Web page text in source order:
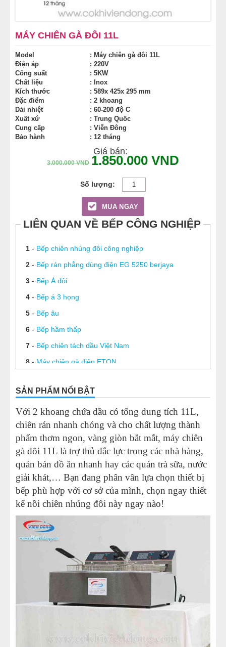
MÁY CHIÊN GÀ ĐÔI 11L
Model
: Máy chiên gà đôi 11L
Điện áp
: 220V
Công suất
: 5KW
Chất liệu
: Inox
Kích thước
: 589x 425x 295 mm
Đặc điểm
: 2 khoang
Dải nhiệt
: 60-200 độ C
Xuất xứ
: Trung Quốc
Cung cấp
: Viễn Đông
Bảo hành
: 12 tháng
Giá bán:
3.000.000VND 1.850.000 VND
MUA NGAY
LIÊN QUAN VỀ BẾP CÔNG NGHIỆP
1- Bếp chiên nhúng đôi công nghiệp
2- Bếp rán phẳng dùng điện EG 5250 berjaya
3- Bếp Á đôi
4- Bếp á 3 họng
5- Bếp âu
6- Bếp hầm thấp
7- Bếp chiên tách dầu Việt Nam
8- Máy chiên gà điện ETON
10 -Máy chiên gà đôi 11L
11- Chảo chiên bằng điện
SẢN PHẨM NỔI BẬT
Với 2 khoang chứa dầu có tổng dung tích 11L,
chiên rán nhanh chóng và cho chất lượng thành
phẩm thơm ngon, vàng giòn bắt mắt, máy chiên
gà đôi 11L là trợ thủ đắc lực trong các nhà hàng,
quán bán đồ ăn nhanh hay các quán trà sữa, nước
giải khát,… Bạn đang phân vân lựa chọn thiết bị
bếp phù hợp với cơ sở của mình, chọn ngay thiết
kế nồi chiên nhúng đôi này ngay nào!